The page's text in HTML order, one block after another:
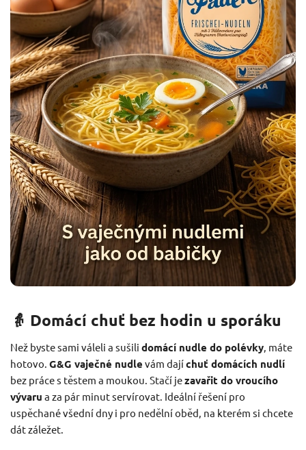
👵 Domácí chuť bez hodin u sporáku
Než byste sami váleli a sušili domácí nudle do polévky, máte
hotovo. G&G vaječné nudle vám dajíchuť domácích nudlí
bez práce s těstem a moukou. Stačí jezavařit do vroucího
vývaru a za pár minut servírovat. Ideální řešení pro
uspěchané všední dny i pro nedělní oběd, na kterém si chcete
dát záležet.